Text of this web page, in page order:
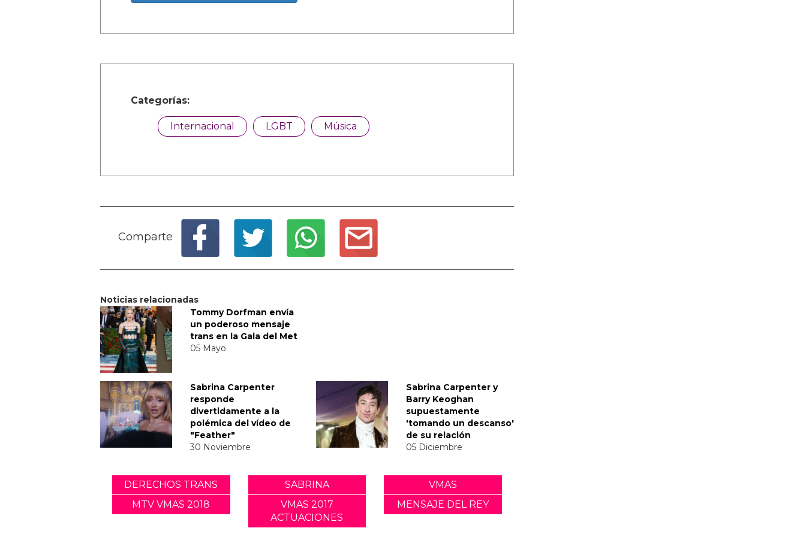
Categorías:
Internacional LGBT Música
Comparte
Noticias relacionadas
Tommy Dorfman envía
un poderoso mensaje
trans en la Gala del Met
05 Mayo
Sabrina Carpenter
responde
divertidamente a la
polémica del vídeo de
"Feather"
30 Noviembre
Sabrina Carpenter y
Barry Keoghan
supuestamente
'tomando un descanso'
de su relación
05 Diciembre
DERECHOS TRANS SABRINA
VMAS
MTV VMAS 2018
VMAS 2017
ACTUACIONES
MENSAJE DEL REY